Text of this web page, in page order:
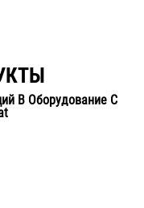
В Оборудование С